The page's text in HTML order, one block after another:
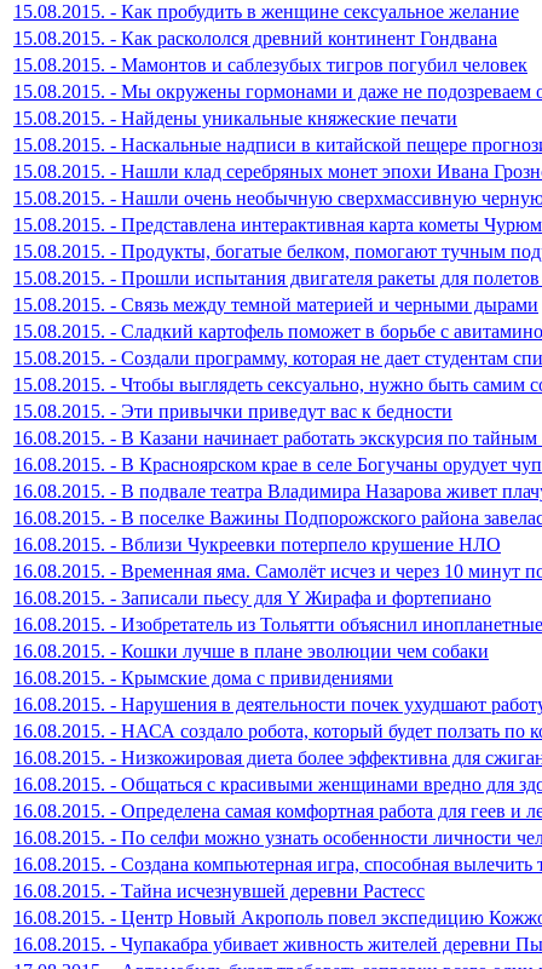
15.08.2015. - Как пробудить в женщине сексуальное желание
15.08.2015. - Как раскололся древний континент Гондвана
15.08.2015. - Мамонтов и саблезубых тигров погубил человек
15.08.2015. - Мы окружены гормонами и даже не подозреваем
15.08.2015. - Найдены уникальные княжеские печати
15.08.2015. - Наскальные надписи в китайской пещере
15.08.2015. - Нашли клад серебряных монет эпохи Ивана
15.08.2015. - Нашли очень необычную сверхмассивную
15.08.2015. - Представлена интерактивная карта кометы
15.08.2015. - Продукты, богатые белком, помогают тучным
15.08.2015. - Прошли испытания двигателя ракеты для
15.08.2015. - Связь между темной материей и черными дырами
15.08.2015. - Сладкий картофель поможет в борьбе с
15.08.2015. - Создали программу, которая не дает студентам
15.08.2015. - Чтобы выглядеть сексуально, нужно быть самим
15.08.2015. - Эти привычки приведут вас к бедности
16.08.2015. - В Казани начинает работать экскурсия по тайным
16.08.2015. - В Красноярском крае в селе Богучаны орудует
16.08.2015. - В подвале театра Владимира Назарова живет
16.08.2015. - В поселке Важины Подпорожского района
16.08.2015. - Вблизи Чукреевки потерпело крушение НЛО
16.08.2015. - Временная яма. Самолёт исчез и через 10 минут
16.08.2015. - Записали пьесу для Y Жирафа и фортепиано
16.08.2015. - Изобретатель из Тольятти объяснил
16.08.2015. - Кошки лучше в плане эволюции чем собаки
16.08.2015. - Крымские дома с привидениями
16.08.2015. - Нарушения в деятельности почек ухудшают
16.08.2015. - НАСА создало робота, который будет ползать по
16.08.2015. - Низкожировая диета более эффективна для
16.08.2015. - Общаться с красивыми женщинами вредно для
16.08.2015. - Определена самая комфортная работа для геев и
16.08.2015. - По селфи можно узнать особенности личности
16.08.2015. - Создана компьютерная игра, способная вылечить
16.08.2015. - Тайна исчезнувшей деревни Растесс
16.08.2015. - Центр Новый Акрополь повел экспедицию
16.08.2015. - Чупакабра убивает живность жителей деревни